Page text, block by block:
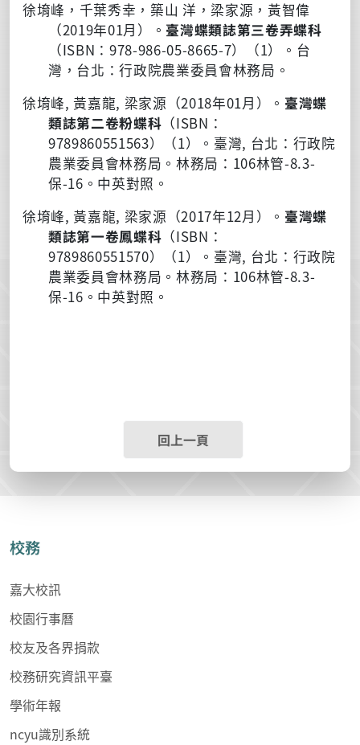
徐堉峰，千葉秀幸，築山 洋，梁家源，黃智偉
（2019年01月）。 臺灣蝶類誌第三卷弄蝶科
（ISBN：978-986-05-8665-7）（1）。台
灣，台北：行政院農業委員會林務局。
徐堉峰, 黃嘉龍, 梁家源（2018年01月）。 臺灣蝶
類誌第二卷粉蝶科 （ISBN：
9789860551563）（1）。臺灣, 台北：行政院
農業委員會林務局。林務局：106林管-8.3-
保-16。中英對照。
徐堉峰, 黃嘉龍, 梁家源（2017年12月）。 臺灣蝶
類誌第一卷鳳蝶科 （ISBN：
9789860551570）（1）。臺灣, 台北：行政院
農業委員會林務局。林務局：106林管-8.3-
保-16。中英對照。
回上一頁
校務
嘉大校訊
校園行事曆
校友及各界捐款
校務研究資訊平臺
學術年報
ncyu識別系統